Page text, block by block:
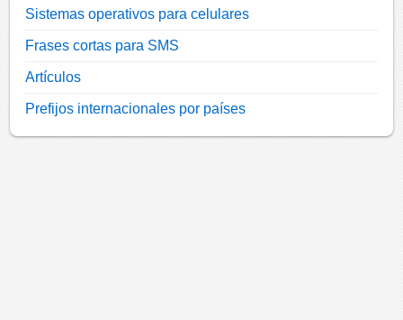
Sistemas operativos para celulares
Frases cortas para SMS
Artículos
Prefijos internacionales por países